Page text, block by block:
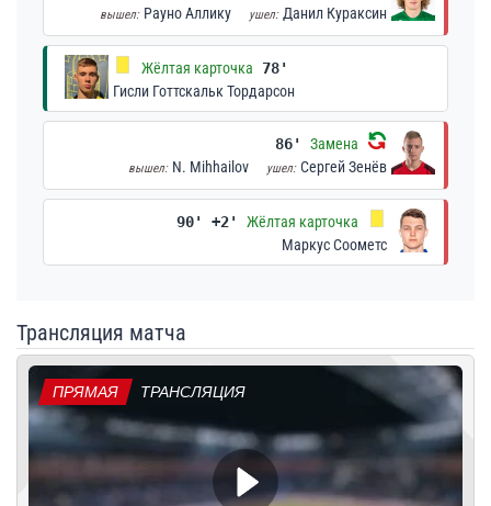
вышел: Рауно Аллику ушел: Данил Кураксин
Жёлтая карточка
78'
Гисли Готтскальк Тордарсон
86' Замена
вышел: N. Mihhailov ушел: Сергей Зенёв
90' +2'
Жёлтая карточка
Маркус Соометс
Трансляция матча
ПРЯМАЯ ТРАНСЛЯЦИЯ